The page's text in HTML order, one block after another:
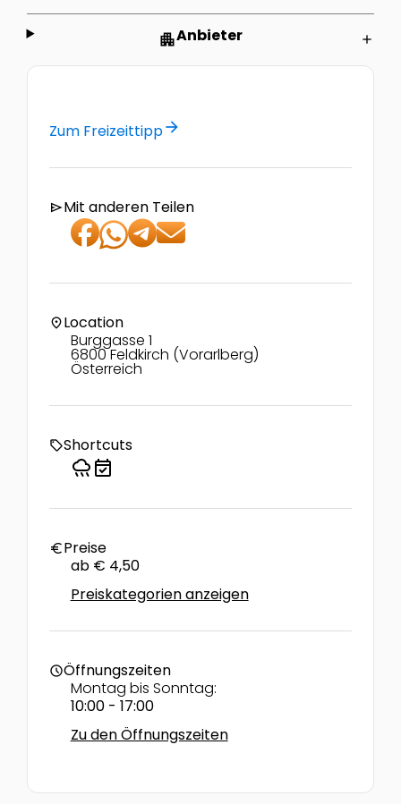
apartmentAnbieter add
Zum Freizeittipparrow_forward
sendMit anderen Teilen
location_onLocation
Burggasse 1
6800 Feldkirch (Vorarlberg)
Österreich
local_offerShortcuts
rainyevent_available
euroPreise
ab € 4,50
Preiskategorien anzeigen
scheduleÖffnungszeiten
Montag bis Sonntag:
10:00 - 17:00
Zu den Öffnungszeiten